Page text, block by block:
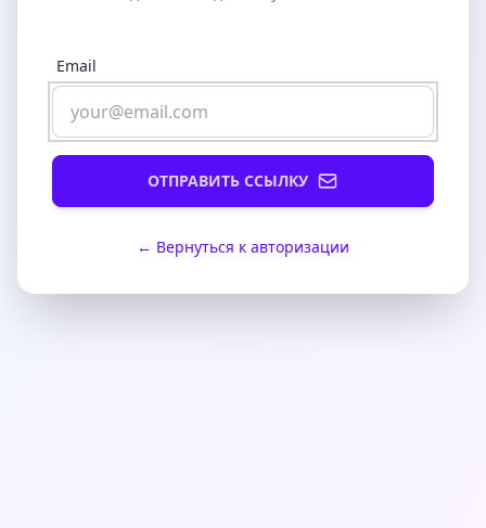
Email
ОТПРАВИТЬ ССЫЛКУ
← Вернуться к авторизации